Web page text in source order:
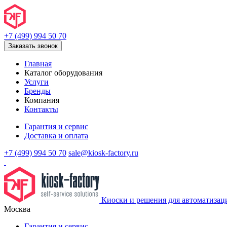
+7 (499) 994 50 70
Заказать звонок
Главная
Каталог оборудования
Услуги
Бренды
Компания
Контакты
Гарантия и сервис
Доставка и оплата
+7 (499) 994 50 70 sale@kiosk-factory.ru
Киоски и решения для
Москва